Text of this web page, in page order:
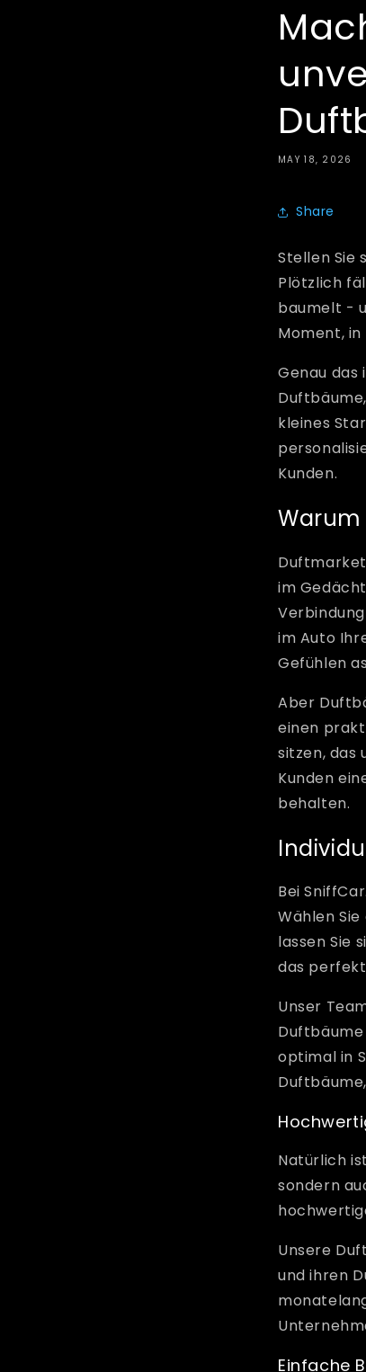
MAY 18, 2026
Share
Stellen Sie
Plötzlich
baumelt -
Moment,
Genau das
kleines
Kunden.
im
im Auto
Gefühlen
Aber
einen
sitzen, das
Kunden
behalten.
Bei
Wählen
lassen Sie
das
Unser
optimal in
Natürlich
sondern
Unsere
und ihren
Einfache